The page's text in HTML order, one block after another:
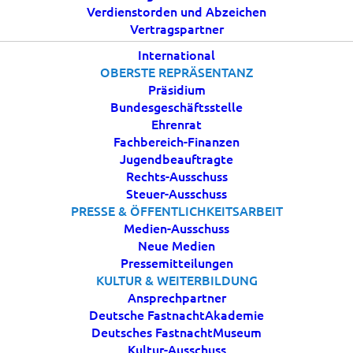
Verdienstorden und Abzeichen
Vertragspartner
International
OBERSTE REPRÄSENTANZ
Präsidium
Bundesgeschäftsstelle
Ehrenrat
Fachbereich-Finanzen
Jugendbeauftragte
Rechts-Ausschuss
Steuer-Ausschuss
PRESSE & ÖFFENTLICHKEITSARBEIT
Medien-Ausschuss
Neue Medien
Pressemitteilungen
KULTUR & WEITERBILDUNG
Ansprechpartner
Deutsche FastnachtAkademie
Deutsches FastnachtMuseum
Kultur-Ausschuss
22 JANUAR, 2024 | IN AKTUELLES | BYBDK
Am 18. Januar 2024 hat Bundeskanzler Olaf Scholz
aus allen Bundesländern jeweils eine
stellvertretende Delegation, die alle im Bund
Deutscher Karneval e.V. Mitglied sind im
Bundeskanzleramt in Berlin empfangen.
Brauchtumsfiguren, Prinzessinnen und Prinzen aus
den verschiedensten Landesverbänden sind nach